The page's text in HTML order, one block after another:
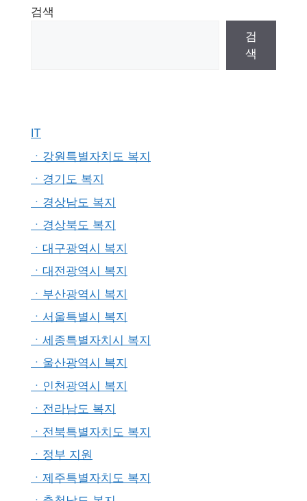
검색
검
색
IT
ㆍ강원특별자치도 복지
ㆍ경기도 복지
ㆍ경상남도 복지
ㆍ경상북도 복지
ㆍ대구광역시 복지
ㆍ대전광역시 복지
ㆍ부산광역시 복지
ㆍ서울특별시 복지
ㆍ세종특별자치시 복지
ㆍ울산광역시 복지
ㆍ인천광역시 복지
ㆍ전라남도 복지
ㆍ전북특별자치도 복지
ㆍ정부 지원
ㆍ제주특별자치도 복지